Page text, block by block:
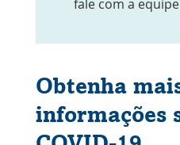
fale com a
Obtenha
informações